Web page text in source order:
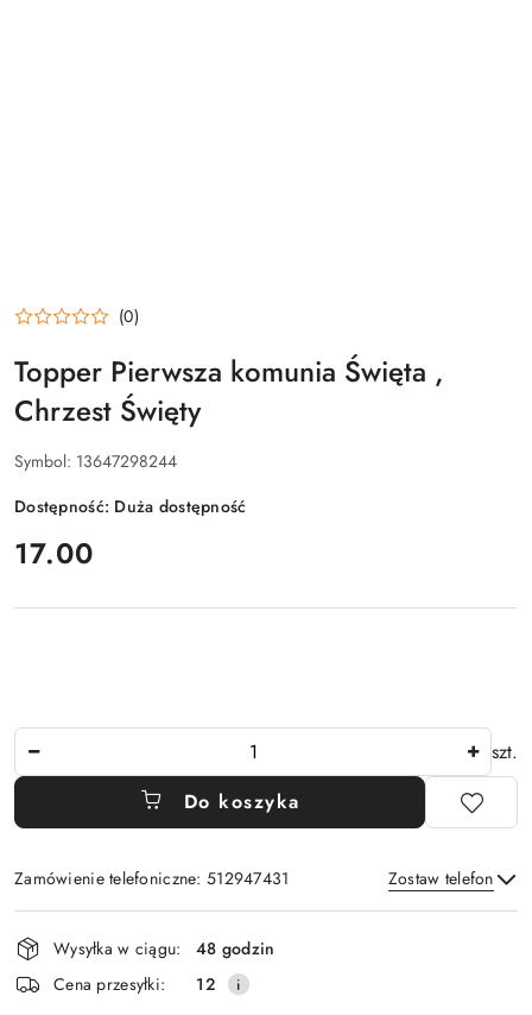
(0)
Topper Pierwsza komunia Święta ,
Chrzest Święty
Symbol: 13647298244
Dostępność: Duża dostępność
cena:
17.00
szt.
Do koszyka
Zamówienie telefoniczne: 512947431 Zostaw telefon
Wyślij
Dostępność
i
dostawa
Wysyłka w ciągu:
48 godzin
Cena przesyłki:
12